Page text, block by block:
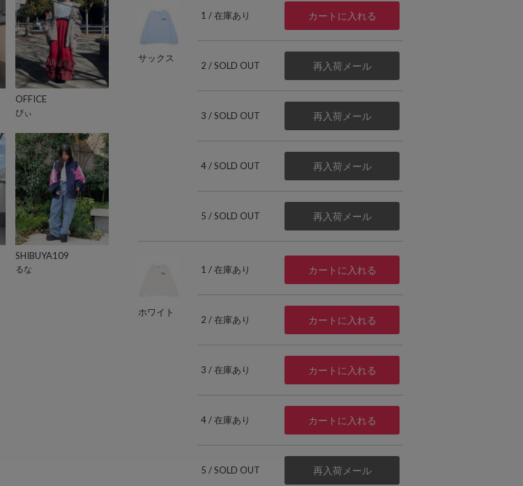
OFFICE
ぴぃ
SHIBUYA109
るな
サックス
1 / 在庫あり カートに入れる
2 / SOLD OUT 再入荷メール
3 / SOLD OUT 再入荷メール
4 / SOLD OUT 再入荷メール
5 / SOLD OUT 再入荷メール
ホワイト
1 / 在庫あり カートに入れる
2 / 在庫あり カートに入れる
3 / 在庫あり カートに入れる
4 / 在庫あり カートに入れる
5 / SOLD OUT 再入荷メール